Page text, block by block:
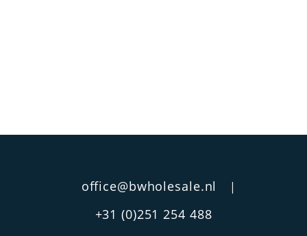
office@bwholesale.nl |
+31 (0)251 254 488